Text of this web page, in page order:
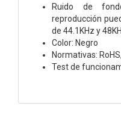
Ruido de
reproducción
de 44.1KHz y
Color: Negro
Normativas:
Test de